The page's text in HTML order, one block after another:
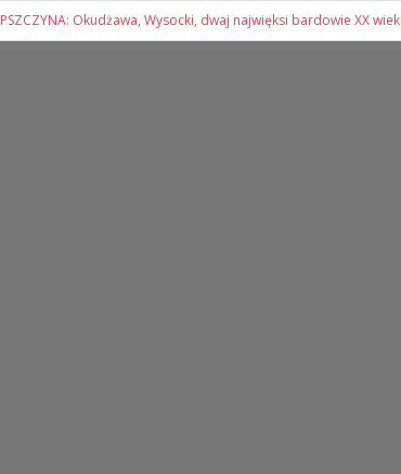
PSZCZYNA: Okudżawa, Wysocki, dwaj najwięksi bardowie XX